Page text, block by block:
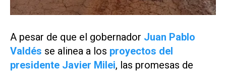
A pesar de que el gobernador Juan Pablo
Valdés se alinea a los proyectos del
presidente Javier Milei, las promesas de